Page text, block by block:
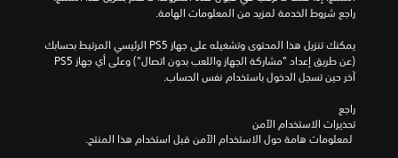
راجع شروط الخدمة لمزيد من المعلومات الهامة.
آخر حين تسجل الدخول باستخدام نفس الحساب.
راجع
تحذيرات الاستخدام الآمن